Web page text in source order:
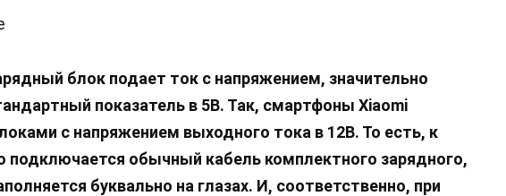
блок подает ток с напряжением, значительно
показатель в 5В. Так, смартфоны Xiaomi
с напряжением выходного тока в 12В. То есть, к
подключается обычный кабель комплектного зарядного,
буквально на глазах. И, соответственно, при